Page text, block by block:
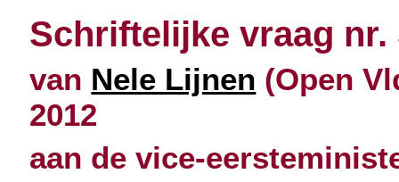
Schriftelijke vraag nr.
van Nele Lijnen (Open
2012
aan de vice-